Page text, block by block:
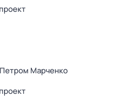
Марченко